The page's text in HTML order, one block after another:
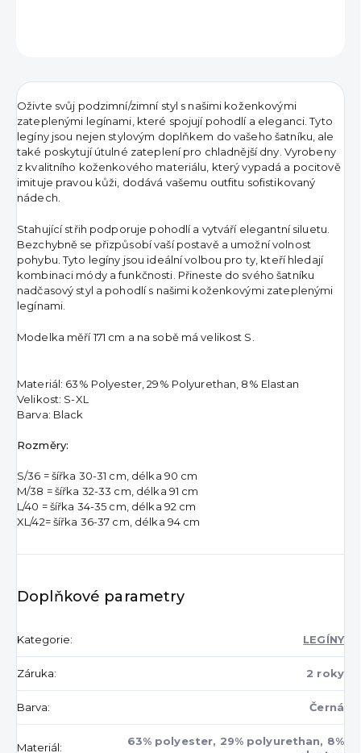
Oživte svůj podzimní/zimní styl s našimi koženkovými
zateplenými legínami, které spojují pohodlí a eleganci. Tyto
legíny jsou nejen stylovým doplňkem do vašeho šatníku, ale
také poskytují útulné zateplení pro chladnější dny. Vyrobeny
z kvalitního koženkového materiálu, který vypadá a pocitově
imituje pravou kůži, dodává vašemu outfitu sofistikovaný
nádech.
Stahující střih podporuje pohodlí a vytváří elegantní siluetu.
Bezchybně se přizpůsobí vaší postavě a umožní volnost
pohybu. Tyto legíny jsou ideální volbou pro ty, kteří hledají
kombinaci módy a funkčnosti. Přineste do svého šatníku
nadčasový styl a pohodlí s našimi koženkovými zateplenými
legínami.
Modelka měří 171 cm a na sobě má velikost S.
Materiál: 63% Polyester, 29% Polyurethan, 8% Elastan
Velikost: S-XL
Barva: Black
Rozměry:
S/36 = šířka 30-31 cm, délka 90 cm
M/38 = šířka 32-33 cm, délka 91 cm
L/40 = šířka 34-35 cm, délka 92 cm
XL/42=šířka 36-37 cm, délka 94 cm
Doplňkové parametry
Kategorie: LEGÍNY
Záruka: 2 roky
Barva: Černá
Materiál:
63% polyester, 29% polyurethan, 8%